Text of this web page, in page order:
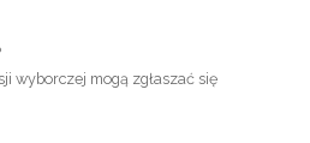
wyborczej mogą zgłaszać się